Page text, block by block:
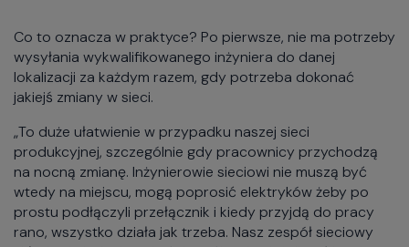
Co to oznacza w praktyce? Po pierwsze, nie ma potrzeby
wysyłania wykwalifikowanego inżyniera do danej
lokalizacji za każdym razem, gdy potrzeba dokonać
jakiejś zmiany w sieci.
„To duże ułatwienie w przypadku naszej sieci
produkcyjnej, szczególnie gdy pracownicy przychodzą
na nocną zmianę. Inżynierowie sieciowi nie muszą być
wtedy na miejscu, mogą poprosić elektryków żeby po
prostu podłączyli przełącznik i kiedy przyjdą do pracy
rano, wszystko działa jak trzeba. Nasz zespół sieciowy